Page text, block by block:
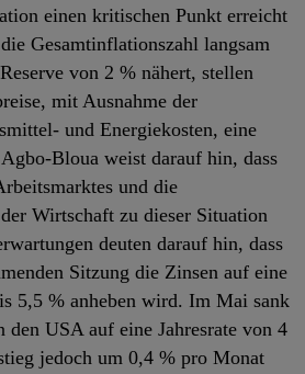
einen kritischen Punkt erreicht
Gesamtinflationszahl langsam
von 2 % nähert, stellen
mit Ausnahme der
und Energiekosten, eine
Bloua weist darauf hin, dass
und die
Wirtschaft zu dieser Situation
deuten darauf hin, dass
Sitzung die Zinsen auf eine
5,5 % anheben wird. Im Mai sank
USA auf eine Jahresrate von 4
jedoch um 0,4 % pro Monat